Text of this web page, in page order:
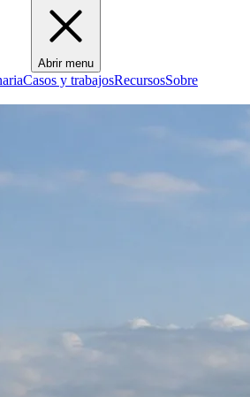
Abrir menu
Casos y trabajosRecursosSobre